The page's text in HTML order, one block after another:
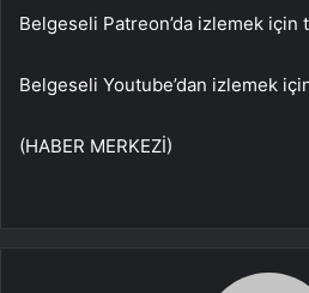
Belgeseli Patreon’da izlemek için
Belgeseli Youtube’dan izlemek
(HABER MERKEZİ)